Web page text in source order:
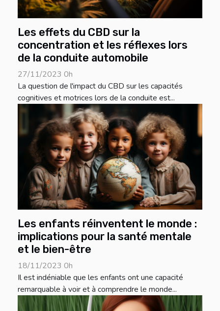
Les effets du CBD sur la
concentration et les réflexes lors
de la conduite automobile
27/11/2023 0h
La question de l'impact du CBD sur les capacités
cognitives et motrices lors de la conduite est...
Les enfants réinventent le monde :
implications pour la santé mentale
et le bien-être
18/11/2023 0h
Il est indéniable que les enfants ont une capacité
remarquable à voir et à comprendre le monde...